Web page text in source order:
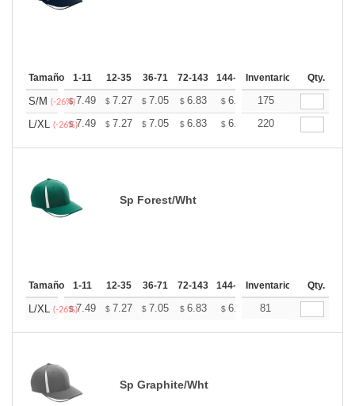
Tamaño 1-11 12-35 36-71 72-143 144-287 288 + Mas
Inventario Qty.
S/M (-26%)
$7.49 $ 7.27 $ 7.05 $ 6.83 $ 6.60 $6.49
175
L/XL (-26%)
$7.49 $ 7.27 $ 7.05 $ 6.83 $ 6.60 $6.49
220
Sp Forest/Wht
Tamaño 1-11 12-35 36-71 72-143 144-287 288 + Mas
Inventario Qty.
L/XL (-26%)
$7.49 $ 7.27 $ 7.05 $ 6.83 $ 6.60 $6.49
81
Sp Graphite/Wht